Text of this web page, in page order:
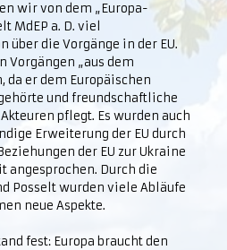
wir von dem „Europa-
MdEP a. D. viel
die Vorgänge in der EU.
Vorgängen „aus dem
da er dem Europäischen
und freundschaftliche
pflegt. Es wurden auch
Erweiterung der EU durch
der EU zur Ukraine
angesprochen. Durch die
Posselt wurden viele Abläufe
neue Aspekte.
fest: Europa braucht den